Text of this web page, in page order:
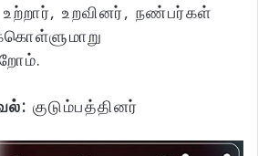
உறவினர், நண்பர்கள்
குடும்பத்தினர்